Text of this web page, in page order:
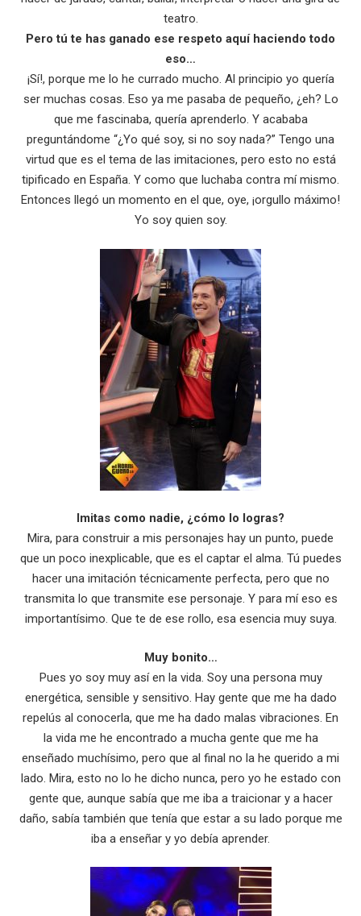
teatro.
Pero tú te has ganado ese respeto aquí haciendo todo
eso…
¡Sí!, porque me lo he currado mucho. Al principio yo quería
ser muchas cosas. Eso ya me pasaba de pequeño, ¿eh? Lo
que me fascinaba, quería aprenderlo. Y acababa
preguntándome “¿Yo qué soy, si no soy nada?” Tengo una
virtud que es el tema de las imitaciones, pero esto no está
tipificado en España. Y como que luchaba contra mí mismo.
Entonces llegó un momento en el que, oye, ¡orgullo máximo!
Yo soy quien soy.
Imitas como nadie, ¿cómo lo logras?
Mira, para construir a mis personajes hay un punto, puede
que un poco inexplicable, que es el captar el alma. Tú puedes
hacer una imitación técnicamente perfecta, pero que no
transmita lo que transmite ese personaje. Y para mí eso es
importantísimo. Que te de ese rollo, esa esencia muy suya.
Muy bonito…
Pues yo soy muy así en la vida. Soy una persona muy
energética, sensible y sensitivo. Hay gente que me ha dado
repelús al conocerla, que me ha dado malas vibraciones. En
la vida me he encontrado a mucha gente que me ha
enseñado muchísimo, pero que al final no la he querido a mi
lado. Mira, esto no lo he dicho nunca, pero yo he estado con
gente que, aunque sabía que me iba a traicionar y a hacer
daño, sabía también que tenía que estar a su lado porque me
iba a enseñar y yo debía aprender.